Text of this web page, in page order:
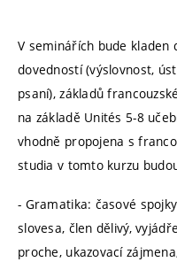
V seminářích bude kladen
dovedností (výslovnost,
psaní), základů
na základě Unités 5-8
vhodně propojena s
studia v tomto kurzu
- Gramatika: časové
slovesa, člen dělivý,
proche, ukazovací